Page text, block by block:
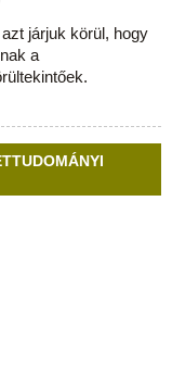
járjuk körül, hogy
a